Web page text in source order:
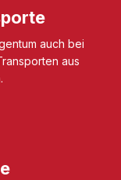
auch bei
aus